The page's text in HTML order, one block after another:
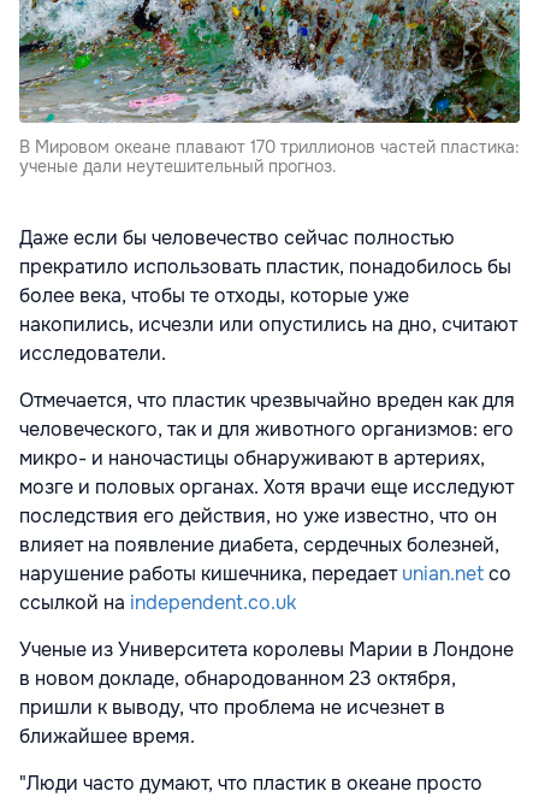
В Мировом океане плавают 170 триллионов частей пластика:
ученые дали неутешительный прогноз.
Даже если бы человечество сейчас полностью
прекратило использовать пластик, понадобилось бы
более века, чтобы те отходы, которые уже
накопились, исчезли или опустились на дно, считают
исследователи.
Отмечается, что пластик чрезвычайно вреден как для
человеческого, так и для животного организмов: его
микро- и наночастицы обнаруживают в артериях,
мозге и половых органах. Хотя врачи еще исследуют
последствия его действия, но уже известно, что он
влияет на появление диабета, сердечных болезней,
нарушение работы кишечника, передаетunian.netсо
ссылкой на independent.co.uk
Ученые из Университета королевы Марии в Лондоне
в новом докладе, обнародованном 23 октября,
пришли к выводу, что проблема не исчезнет в
ближайшее время.
"Люди часто думают, что пластик в океане просто